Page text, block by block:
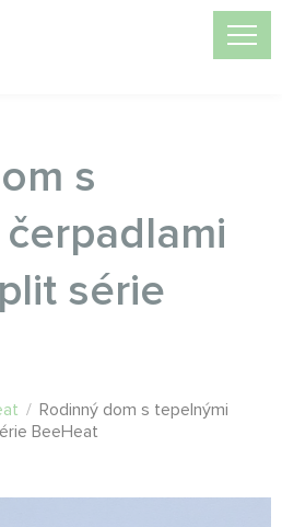
s
série
/ Rodinný dom s tepelnými
BeeHeat